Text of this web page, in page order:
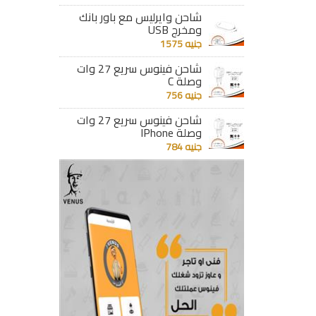
شاحن وايرليس مع باور بانك
ومخرج USB
جنيه 1575
شاحن فينوس سريع 27 وات
وصلة C
جنيه 756
شاحن فينوس سريع 27 وات
وصلة IPhone
جنيه 784